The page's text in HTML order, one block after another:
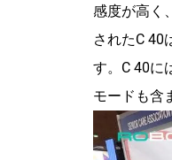
感度が高く
されたC 40
す。C 40に
モードも含